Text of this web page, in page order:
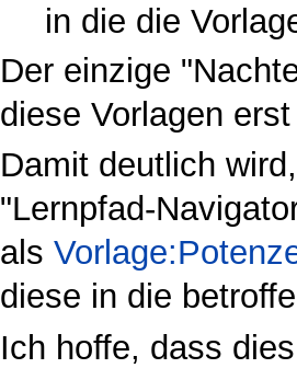
in die die
Der einzige
diese Vorlagen
Damit deutlich
"Lernpfad-
als
diese in die
Ich hoffe, dass